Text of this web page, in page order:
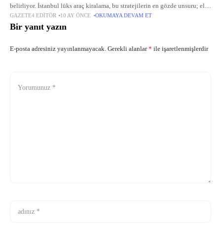
belirliyor. İstanbul lüks araç kiralama, bu stratejilerin en gözde unsuru; elit
modellerle statüyü simgeliyor. İstanbul araç kiralama ise geniş yelpazesiyle
günlük ihtiyaçlara yanıt
GAZETE4 EDITÖR 10 AY ÖNCE OKUMAYA DEVAM ET
Bir yanıt yazın
E-posta adresiniz yayınlanmayacak. Gerekli alanlar* ile işaretlenmişlerdir